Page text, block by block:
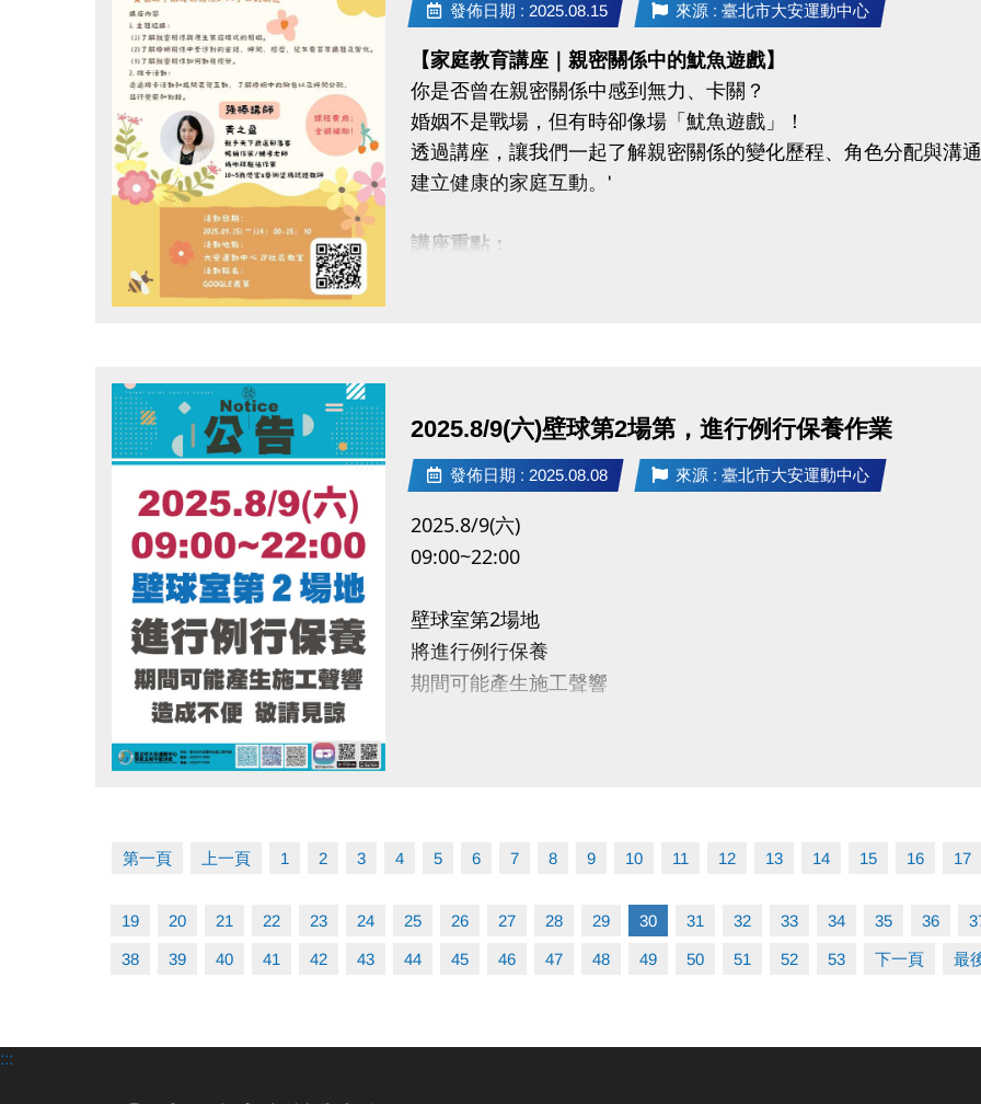
發佈日期 : 2025.08.15 來源 : 臺北市大安運動中心
【家庭教育講座｜親密關係中的魷魚遊戲】
你是否曾在親密關係中感到無力、卡關？
婚姻不是戰場，但有時卻像場「魷魚遊戲」！
透過講座，讓我們一起了解親密關係的變化歷程、角色分配與溝
建立健康的家庭互動。'
講座重點：
親子天下嚴選部落客｜暢銷作家｜輔導老師
媽媽悅讀社團主筆、10~5歲兒童藝術療癒認證教師
活動資訊：
日期：2025年9月15日（星期一）
地點：大安運動中心2樓 社區教室
報名方式：填寫Google表單，名額有限，快來報名參加！
【報名連結】https://reurl.cc/gY610b
2025.8/9(六)壁球第2場第，進行例行保養作業
發佈日期 : 2025.08.08 來源 : 臺北市大安運動中心
2025.8/9(六)
09:00~22:00
壁球室第2場地
將進行例行保養
期間可能產生施工聲響
第一頁 上一頁 1 2 3 4 5 6 7 8 9 10 11 12 13 14 15 16 17
19 20 21 22 23 24 25 26 27 28 29 30 31 32 33 34 35 36
38 39 40 41 42 43 44 45 46 47 48 49 50 51 52 53 下一頁 最
:::